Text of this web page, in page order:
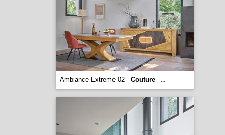
Ambiance Extreme 02 - Couture ...